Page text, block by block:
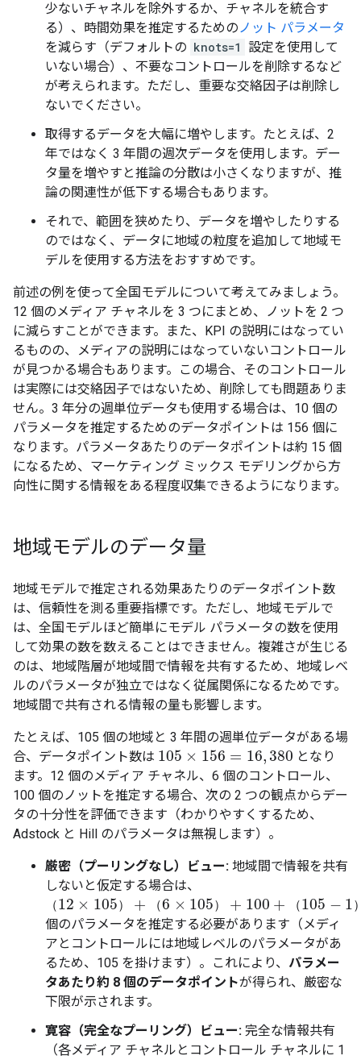
少ないチャネルを除外するか、チャネルを統合す
る）、時間効果を推定するためのノット パラメータ
を減らす（デフォルトの knots=1
設定を使用して
いない場合）、不要なコントロールを削除するなど
が考えられます。ただし、重要な交絡因子は削除し
ないでください。
取得するデータを大幅に増やします。たとえば、2
年ではなく 3 年間の週次データを使用します。デー
タ量を増やすと推論の分散は小さくなりますが、推
論の関連性が低下する場合もあります。
それで、範囲を狭めたり、データを増やしたりする
のではなく、データに地域の粒度を追加して地域モ
デルを使用する方法をおすすめです。
前述の例を使って全国モデルについて考えてみましょう。
12 個のメディア チャネルを 3 つにまとめ、ノットを 2 つ
に減らすことができます。また、KPI の説明にはなってい
るものの、メディアの説明にはなっていないコントロール
が見つかる場合もあります。この場合、そのコントロール
は実際には交絡因子ではないため、削除しても問題ありま
せん。3 年分の週単位データも使用する場合は、10 個の
パラメータを推定するためのデータポイントは 156 個に
なります。パラメータあたりのデータポイントは約 15 個
になるため、マーケティング ミックス モデリングから方
向性に関する情報をある程度収集できるようになります。
地域モデルのデータ量
地域モデルで推定される効果あたりのデータポイント数
は、信頼性を測る重要指標です。ただし、地域モデルで
は、全国モデルほど簡単にモデル パラメータの数を使用
して効果の数を数えることはできません。複雑さが生じる
のは、地域階層が地域間で情報を共有するため、地域レベ
ルのパラメータが独立ではなく従属関係になるためです。
地域間で共有される情報の量も影響します。
たとえば、105 個の地域と 3 年間の週単位データがある場
合、データポイント数は 105 × 156 = 16, 380
105× 156=16 ,380
となり
ます。12 個のメディア チャネル、6 個のコントロール、
100 個のノットを推定する場合、次の 2 つの観点からデー
タの十分性を評価できます（わかりやすくするため、
Adstock と Hill のパラメータは無視します）。
厳密（プーリングなし）ビュー: 地域間で情報を共有
しないと仮定する場合は、
（12 × 105） + （6 × 105） + 100 + （105 − 1
（12× 105）+（ 6× 105 ）+100+ （105−1 ）= ,094
個のパラメータを推定する必要があります（メディ
アとコントロールには地域レベルのパラメータがあ
るため、105 を掛けます）。これにより、 パラメー
タあたり約 8 個のデータポイントが得られ、厳密な
下限が示されます。
寛容（完全なプーリング）ビュー: 完全な情報共有
（各メディア チャネルとコントロール チャネルに 1